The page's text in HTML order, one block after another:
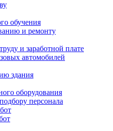
обучения
и ремонту
и заработной плате
автомобилей
здания
оборудования
персонала